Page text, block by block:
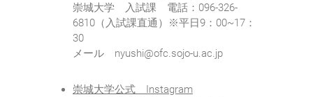
崇城大学 入試課 電話：096-326-
6810（入試課直通）※平日9：00~17：
30
メール nyushi@ofc.sojo-u.ac.jp
崇城大学公式 Instagram